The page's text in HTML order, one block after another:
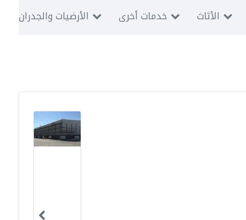
الأرضيات والجدران
خدمات أخرى الأثاث